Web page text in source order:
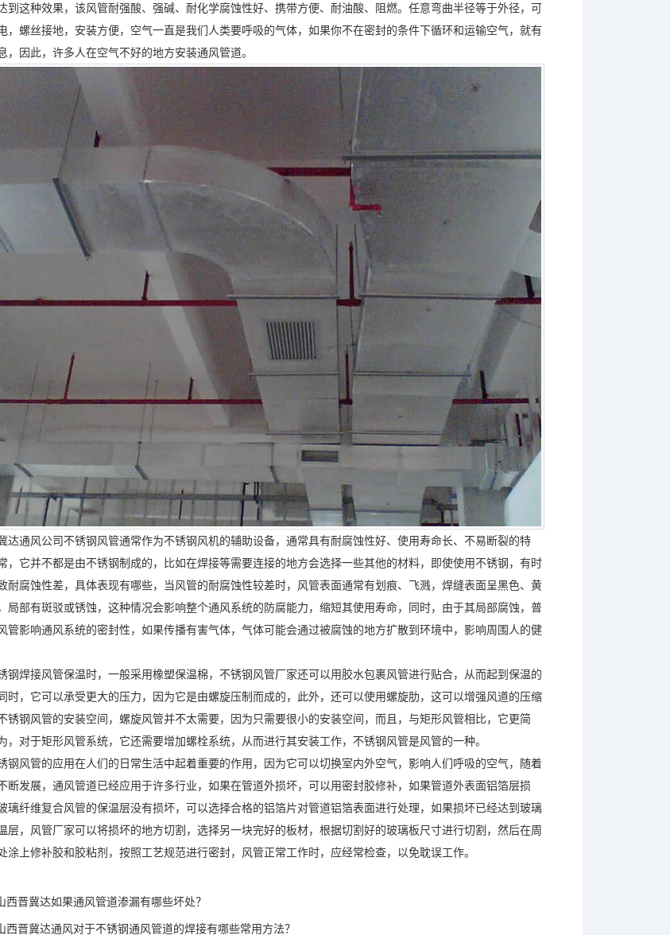
到这种效果，该风管耐强酸、强碱、耐化学腐蚀性好、携带方便、耐油酸、阻燃。任意弯曲半径等于外径，可
，螺丝接地，安装方便，空气一直是我们人类要呼吸的气体，如果你不在密封的条件下循环和运输空气，就有
，因此，许多人在空气不好的地方安装通风管道。
达通风公司不锈钢风管通常作为不锈钢风机的辅助设备，通常具有耐腐蚀性好、使用寿命长、不易断裂的特
，它并不都是由不锈钢制成的，比如在焊接等需要连接的地方会选择一些其他的材料，即使使用不锈钢，有时
耐腐蚀性差，具体表现有哪些，当风管的耐腐蚀性较差时，风管表面通常有划痕、飞溅，焊缝表面呈黑色、黄
局部有斑驳或锈蚀，这种情况会影响整个通风系统的防腐能力，缩短其使用寿命，同时，由于其局部腐蚀，普
管影响通风系统的密封性，如果传播有害气体，气体可能会通过被腐蚀的地方扩散到环境中，影响周围人的健
钢焊接风管保温时，一般采用橡塑保温棉，不锈钢风管厂家还可以用胶水包裹风管进行贴合，从而起到保温的
时，它可以承受更大的压力，因为它是由螺旋压制而成的，此外，还可以使用螺旋肋，这可以增强风道的压缩
锈钢风管的安装空间，螺旋风管并不太需要，因为只需要很小的安装空间，而且，与矩形风管相比，它更简
，对于矩形风管系统，它还需要增加螺栓系统，从而进行其安装工作，不锈钢风管是风管的一种。
钢风管的应用在人们的日常生活中起着重要的作用，因为它可以切换室内外空气，影响人们呼吸的空气，随着
断发展，通风管道已经应用于许多行业，如果在管道外损坏，可以用密封胶修补，如果管道外表面铝箔层损
璃纤维复合风管的保温层没有损坏，可以选择合格的铝箔片对管道铝箔表面进行处理，如果损坏已经达到玻璃
层，风管厂家可以将损坏的地方切割，选择另一块完好的板材，根据切割好的玻璃板尺寸进行切割，然后在周
涂上修补胶和胶粘剂，按照工艺规范进行密封，风管正常工作时，应经常检查，以免耽误工作。
西晋冀达如果通风管道渗漏有哪些坏处？
西晋冀达通风对于不锈钢通风管道的焊接有哪些常用方法？